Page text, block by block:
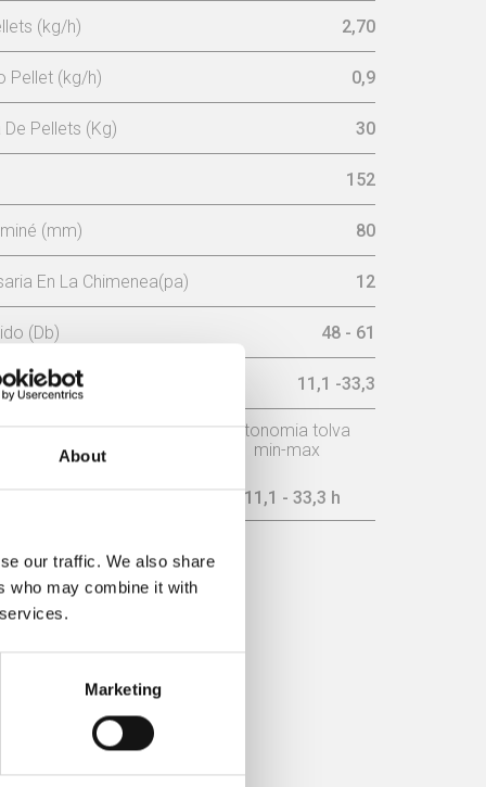
About
our traffic. We also share
who may combine it with
Marketing
(kg/h) 2,70
Pellet (kg/h) 0,9
Pellets (Kg) 30
152
(mm) 80
En La Chimenea(pa) 12
(Db) 48 - 61
(h) 11,1 -33,3
Potencia nominal
Autonomia tolva
min-max
11,1 - 33,3 h